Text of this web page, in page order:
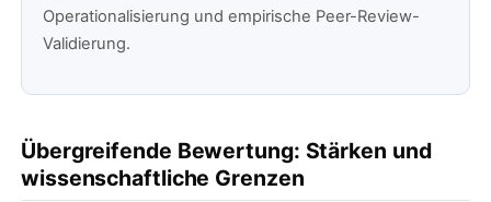
Operationalisierung und empirische Peer-Review-
Validierung.
Übergreifende Bewertung: Stärken und
wissenschaftliche Grenzen